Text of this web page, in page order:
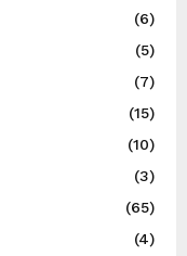
(6)
(5)
(7)
(15)
(10)
(3)
(65)
(4)